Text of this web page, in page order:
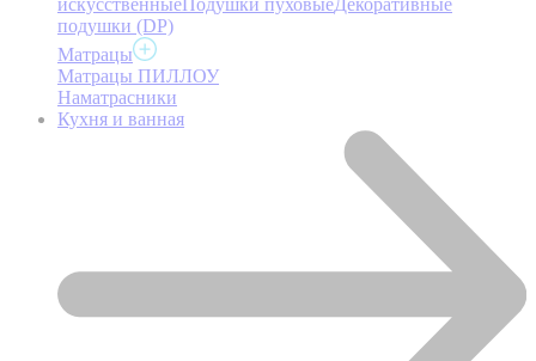
подушки (DP)
Матрацы
Матрацы ПИЛЛОУ
Наматрасники
Кухня и ванная